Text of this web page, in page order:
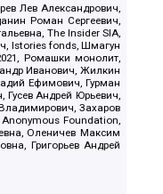
Лев Александрович,
Роман Сергеевич,
The Insider SIA,
Istories fonds, Шмагун
Ромашки монолит,
Иванович, Жилкин
Ефимович, Гурман
Андрей Юрьевич,
Захаров
Foundation,
Оленичев Максим
Григорьев Андрей